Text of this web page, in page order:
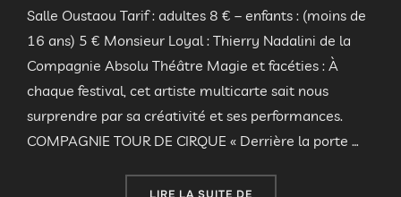
Salle Oustaou Tarif : adultes 8 € – enfants : (moins de
16 ans) 5 € Monsieur Loyal : Thierry Nadalini de la
Compagnie Absolu Théâtre Magie et facéties : À
chaque festival, cet artiste multicarte sait nous
surprendre par sa créativité et ses performances.
COMPAGNIE TOUR DE CIRQUE « Derrière la porte …
« SOIRÉE D’OUVERTURE